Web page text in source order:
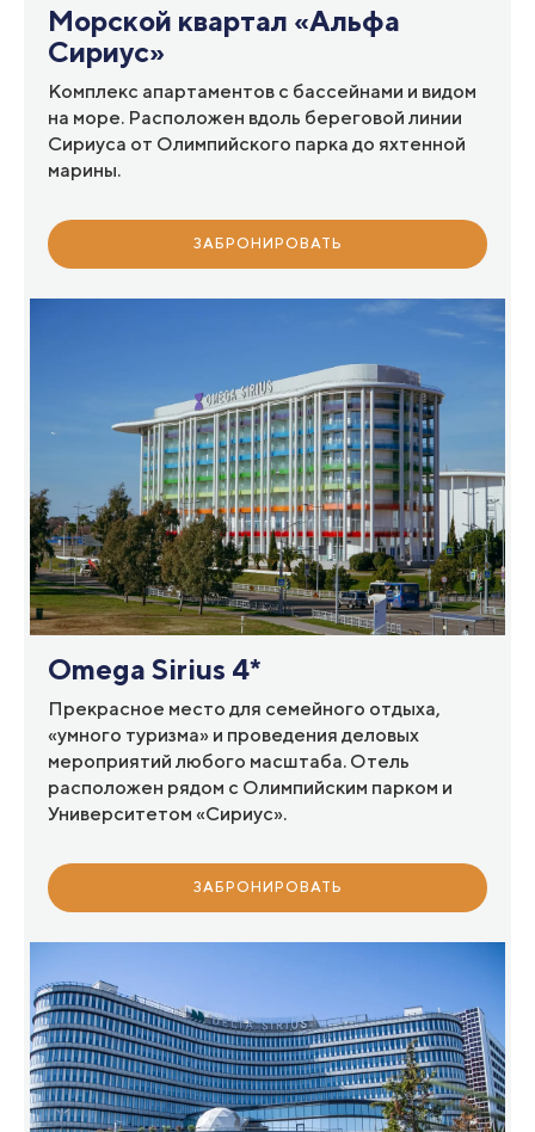
Морской квартал «Альфа
Сириус»
Комплекс апартаментов с бассейнами и видом
на море. Расположен вдоль береговой линии
Сириуса от Олимпийского парка до яхтенной
марины.
ЗАБРОНИРОВАТЬ
Omega Sirius 4*
Прекрасное место для семейного отдыха,
«умного туризма» и проведения деловых
мероприятий любого масштаба. Отель
расположен рядом с Олимпийским парком и
Университетом «Сириус».
ЗАБРОНИРОВАТЬ